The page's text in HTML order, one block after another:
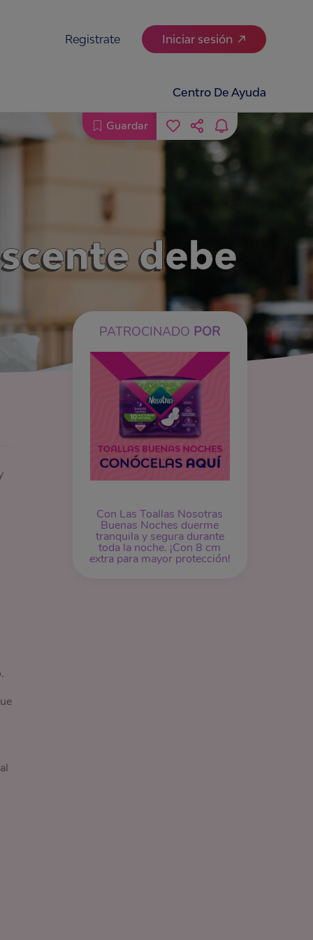
Registrate Iniciar sesión
Centro De Ayuda
debe
PATROCINADO POR
Con Las Toallas Nosotras
Buenas Noches duerme
tranquila y segura durante
toda la noche. ¡Con 8 cm
extra para mayor protección!
Guardar